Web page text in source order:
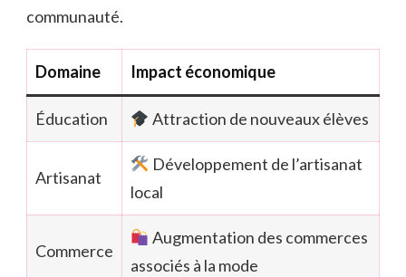
communauté.
Domaine Impact économique
Éducation Attraction de nouveaux élèves
Artisanat
Développement de l’artisanat
local
Commerce
Augmentation des commerces
associés à la mode